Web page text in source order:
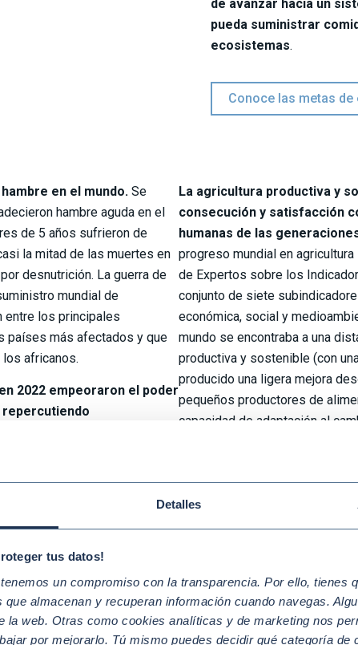
Detalles
tus datos!
un compromiso con la transparencia. Por ello, tienes
almacenan y recuperan información cuando navegas.
la web. Otras como cookies analíticas y de marketing nos
por mejorarlo. Tú mismo puedes decidir qué categoría
de avanzar hacia un
pueda suministrar
ecosistemas.
Conoce las metas de
en el mundo. Se
hambre aguda en el
de 5 años sufrieron de
la mitad de las muertes en
desnutrición. La guerra de
mundial de
entre los principales
países más afectados y que
africanos.
2022 empeoraron el poder
repercutiendo
y los resultados
de los países que se
moderada e
en el 2022, alcanzando
Al mismo tiempo, la
de edad y todas las
consumo de dietas poco
alimentos. Estos datos
lograr el objetivo del hambre
La agricultura productiva y
consecución y satisfacción
humanas de las
progreso mundial en
de Expertos sobre los
conjunto de siete
económica, social y
mundo se encontraba a una
productiva y sostenible (con
producido una ligera mejora
pequeños productores de
capacidad de adaptación al
puedan gestionar los
barreras de acceso a los
agroalimentario para
de acabar con el hambre,
empresas se posicionan como
diseño y la distribución de
para garantizar la seguridad
empresa junto a su cadena de